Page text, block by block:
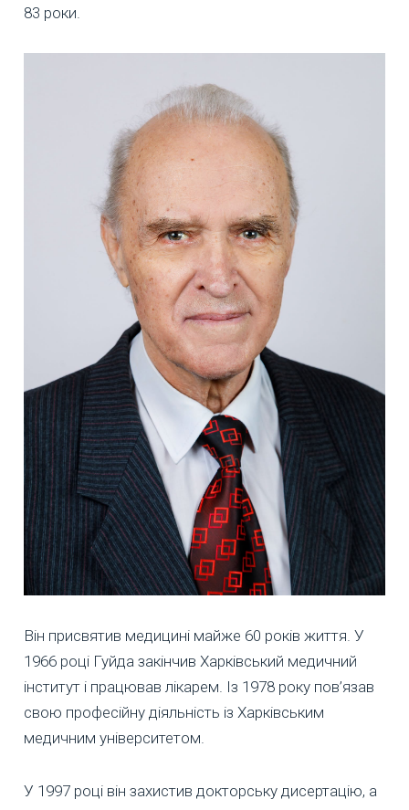
83 роки.
Він присвятив медицині майже 60 років життя. У
1966 році Гуйда закінчив Харківський медичний
інститут і працював лікарем. Із 1978 року пов’язав
свою професійну діяльність із Харківським
медичним університетом.
У 1997 році він захистив докторську дисертацію, а